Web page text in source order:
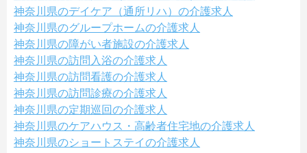
神奈川県のデイケア（通所リハ）の介護求人
神奈川県のグループホームの介護求人
神奈川県の障がい者施設の介護求人
神奈川県の訪問入浴の介護求人
神奈川県の訪問看護の介護求人
神奈川県の訪問診療の介護求人
神奈川県の定期巡回の介護求人
神奈川県のケアハウス・高齢者住宅地の介護求人
神奈川県のショートステイの介護求人